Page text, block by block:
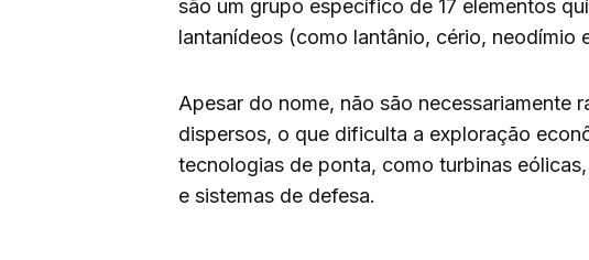
são um grupo específico de 17 elementos
lantanídeos (como lantânio, cério, neodímio
Apesar do nome, não são necessariamente
dispersos, o que dificulta a exploração
tecnologias de ponta, como turbinas
e sistemas de defesa.